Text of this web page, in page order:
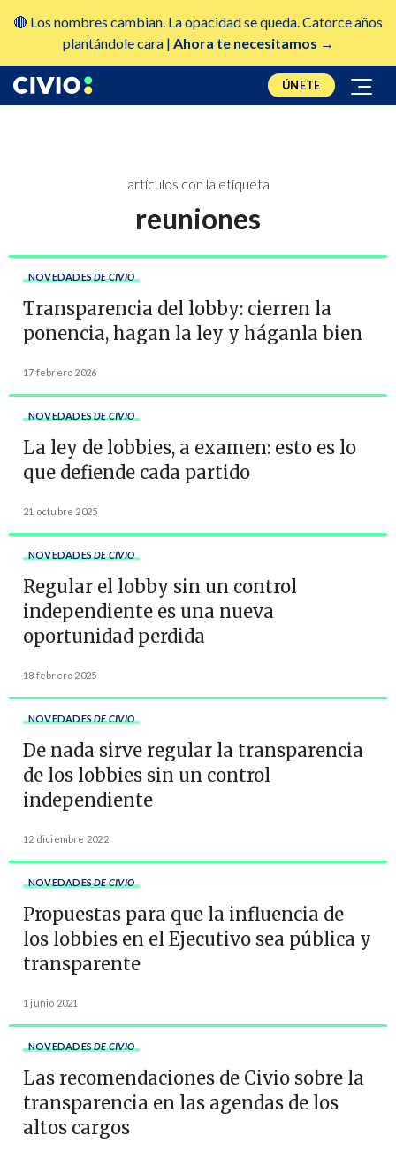
🔴 Los nombres cambian. La opacidad se queda. Catorce años
plantándole cara | Ahora te necesitamos →
ÚNETE
artículos con la etiqueta
reuniones
NOVEDADES DE CIVIO
Transparencia del lobby: cierren la
ponencia, hagan la ley y háganla bien
17 febrero 2026
NOVEDADES DE CIVIO
La ley de lobbies, a examen: esto es lo
que defiende cada partido
21 octubre 2025
NOVEDADES DE CIVIO
Regular el lobby sin un control
independiente es una nueva
oportunidad perdida
18 febrero 2025
NOVEDADES DE CIVIO
De nada sirve regular la transparencia
de los lobbies sin un control
independiente
12 diciembre 2022
NOVEDADES DE CIVIO
Propuestas para que la influencia de
los lobbies en el Ejecutivo sea pública y
transparente
1 junio 2021
NOVEDADES DE CIVIO
Las recomendaciones de Civio sobre la
transparencia en las agendas de los
altos cargos